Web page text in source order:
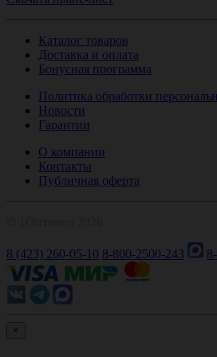
Каталог товаров
Доставка и оплата
Бонусная программа
Политика обработки
Новости
Гарантии
О компании
Контакты
Публичная оферта
8 (423) 260-05-10 8-800-2500-243
×